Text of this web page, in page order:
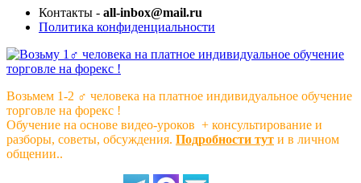
Контакты - all-inbox@mail.ru
Политика конфиденциальности
Возьмем 1-2 ‍♂️ человека на платное индивидуальное обучение
торговле на форекс !
Обучение на основе видео-уроков ️ + консультирование и
разборы, советы, обсуждения. Подробности тут и в личном
общении..